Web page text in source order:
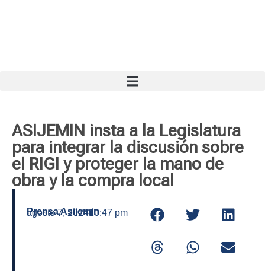
ASIJEMIN insta a la Legislatura
para integrar la discusión sobre
el RIGI y proteger la mano de
obra y la compra local
Prensa Asijemin
agosto 7, 202410:47 pm